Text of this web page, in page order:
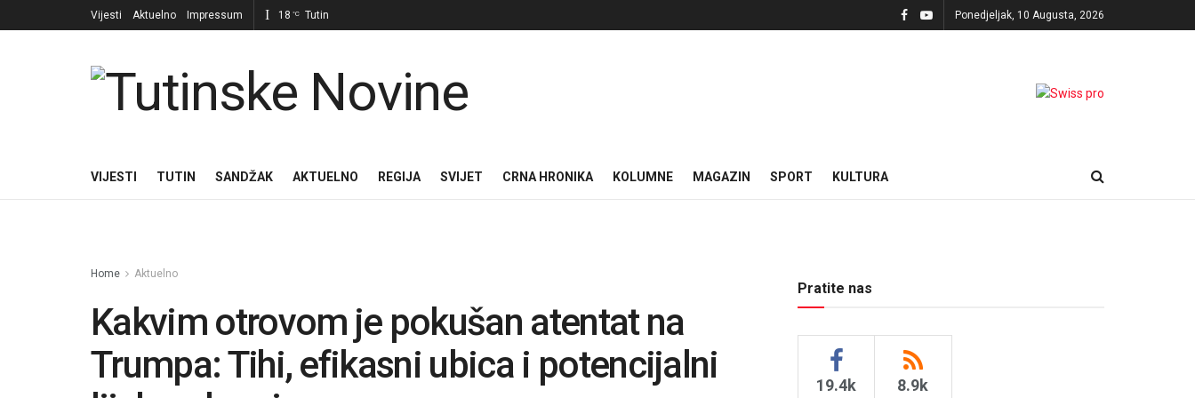
Vijesti Aktuelno Impressum 18 °C Tutin Ponedjeljak, 10 Augusta, 2026
VIJESTI TUTIN SANDŽAK AKTUELNO REGIJA SVIJET CRNA HRONIKA KOLUMNE MAGAZIN SPORT KULTURA
Home Aktuelno
Kakvim otrovom je pokušan atentat na
Trumpa: Tihi, efikasni ubica i potencijalni
Pratite nas
19.4k 8.9k